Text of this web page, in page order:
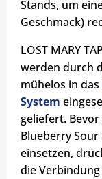
Stands, um
Geschmack)
LOST MARY
werden durch
mühelos in das
System
geliefert. Bevor
Blueberry
einsetzen,
die